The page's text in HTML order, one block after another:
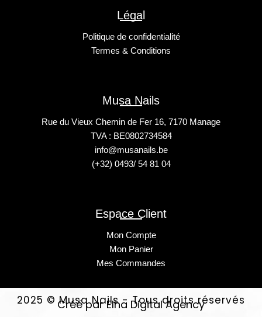
Légal
Politique de confidentialité
Termes & Conditions
Musa Nails
Rue du Vieux Chemin de Fer 16, 7170 Manage
TVA : BE0802734584
info@musanails.be
(+32) 0493/ 54 81 04
Espace Client
Mon Compte
Mon Panier
Mes Commandes
2025 © Musa Nails - Tous droits réservés
Créé par Elha Digital Agency